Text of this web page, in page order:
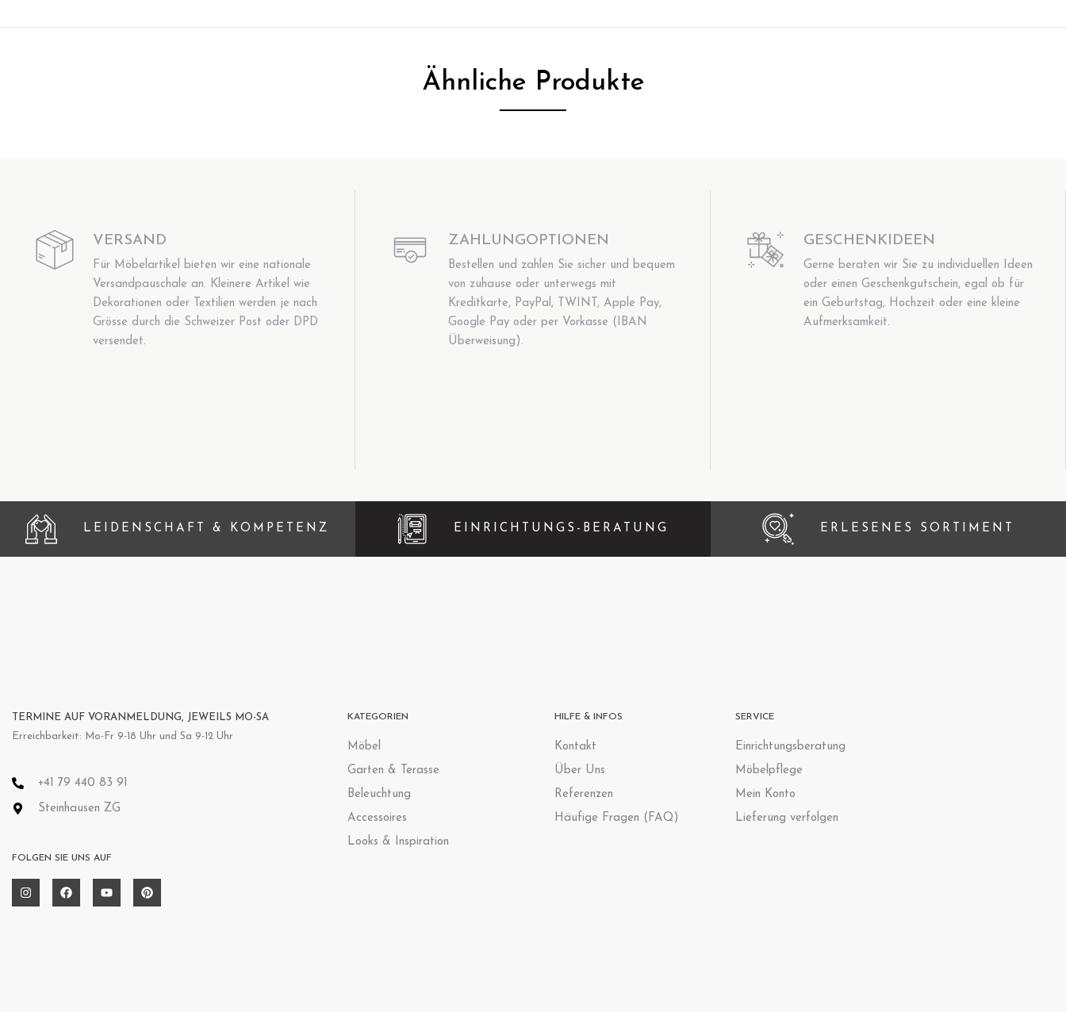
Ähnliche Produkte
VERSAND
Für Möbelartikel bieten wir eine nationale
Versandpauschale an. Kleinere Artikel wie
Dekorationen oder Textilien werden je nach
Grösse durch die Schweizer Post oder DPD
versendet.
ZAHLUNGOPTIONEN
Bestellen und zahlen Sie sicher und bequem
von zuhause oder unterwegs mit
Kreditkarte, PayPal, TWINT, Apple Pay,
Google Pay oder per Vorkasse (IBAN
Überweisung).
GESCHENKIDEEN
Gerne beraten wir Sie zu individuellen Ideen
oder einen Geschenkgutschein, egal ob für
ein Geburtstag, Hochzeit oder eine kleine
Aufmerksamkeit.
LEIDENSCHAFT & KOMPETENZ EINRICHTUNGS-BERATUNG ERLESENES SORTIMENT
TERMINE AUF VORANMELDUNG, JEWEILS MO-SA
Erreichbarkeit: Mo-Fr 9-18 Uhr und Sa 9-12 Uhr
+41 79 440 83 91
Steinhausen ZG
FOLGEN SIE UNS AUF
KATEGORIEN
Möbel
Garten & Terasse
Beleuchtung
Accessoires
Looks & Inspiration
HILFE & INFOS
Kontakt
Über Uns
Referenzen
Häufige Fragen (FAQ)
SERVICE
Einrichtungsberatung
Möbelpflege
Mein Konto
Lieferung verfolgen